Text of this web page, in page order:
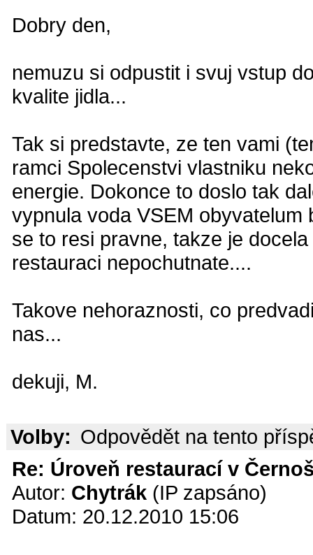
Dobry den,
nemuzu si odpustit i svuj vstup
kvalite jidla...
Tak si predstavte, ze ten vami
ramci Spolecenstvi vlastniku
energie. Dokonce to doslo tak
vypnula voda VSEM
se to resi pravne, takze je
restauraci nepochutnate....
Takove nehoraznosti, co
nas...
dekuji, M.
Volby: Odpovědět na tento
Re: Úroveň restaurací v
Autor: Chytrák (IP zapsáno)
Datum: 20.12.2010 15:06